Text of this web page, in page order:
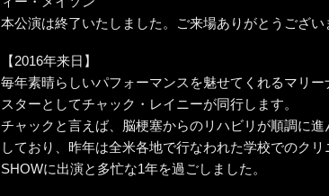
本公演は終了いたしました。ご来場ありがとうござい
【2016年来日】
毎年素晴らしいパフォーマンスを魅せてくれるマリ
スターとしてチャック・レイニーが同行します。
チャックと言えば、脳梗塞からのリハビリが順調に
しており、昨年は全米各地で行なわれた学校でのク
SHOWに出演と多忙な1年を過ごしました。